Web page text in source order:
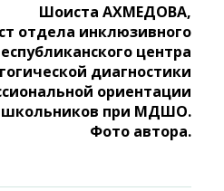
Шоиста АХМЕДОВА,
отдела инклюзивного
центра
диагностики
ориентации
школьников при МДШО.
Фото автора.